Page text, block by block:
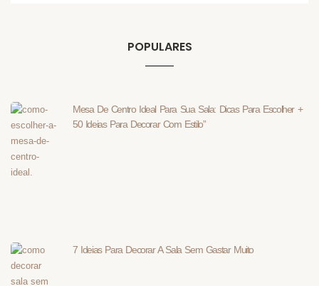
POPULARES
Mesa De Centro Ideal Para Sua Sala: Dicas Para Escolher +
50 Ideias Para Decorar Com Estilo”
7 Ideias Para Decorar A Sala Sem Gastar Muito